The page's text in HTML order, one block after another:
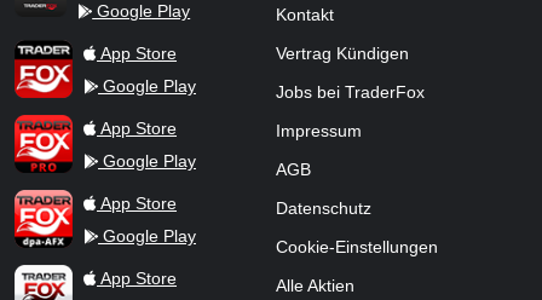
TraderFox Flash
Google Play
TraderFox AppApp Store
Google Play
TraderFox ProApp Store
Google Play
TraderFox dpa-AFX ProFeed
App Store
Google Play
TraderFox Live Trading
App Store
Kontakt
Vertrag Kündigen
Jobs bei TraderFox
Impressum
AGB
Datenschutz
Cookie-Einstellungen
Alle Aktien